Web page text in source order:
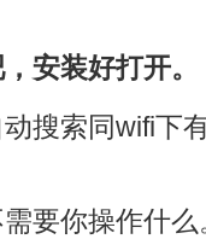
安装好打开。
搜索同wifi下
要你操作什么